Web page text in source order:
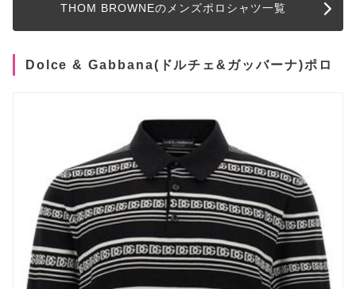
THOM BROWNEのメンズポロシャツ一覧
Dolce & Gabbana(ドルチェ&ガッバーナ)ポロ